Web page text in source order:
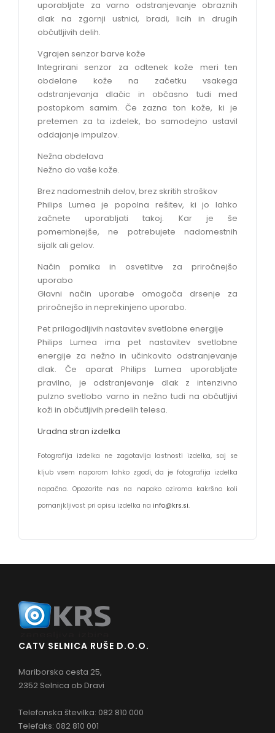
uporabljate za varno odstranjevanje obraznih
dlak na zgornji ustnici, bradi, licih in drugih
občutljivih delih.
Vgrajen senzor barve kože
Integrirani senzor za odtenek kože meri ten
obdelane kože na začetku vsakega
odstranjevanja dlačic in občasno tudi med
postopkom samim. Če zazna ton kože, ki je
pretemen za ta izdelek, bo samodejno ustavil
oddajanje impulzov.
Nežna obdelava
Nežno do vaše kože.
Brez nadomestnih delov, brez skritih stroškov
Philips Lumea je popolna rešitev, ki jo lahko
začnete uporabljati takoj. Kar je še
pomembnejše, ne potrebujete nadomestnih
sijalk ali gelov.
Način pomika in osvetlitve za priročnejšo
uporabo
Glavni način uporabe omogoča drsenje za
priročnejšo in neprekinjeno uporabo.
Pet prilagodljivih nastavitev svetlobne energije
Philips Lumea ima pet nastavitev svetlobne
energije za nežno in učinkovito odstranjevanje
dlak. Če aparat Philips Lumea uporabljate
pravilno, je odstranjevanje dlak z intenzivno
pulzno svetlobo varno in nežno tudi na občutljivi
koži in občutljivih predelih telesa.
Uradna stran izdelka
Fotografija izdelka ne zagotavlja lastnosti izdelka, saj se
kljub vsem naporom lahko zgodi, da je fotografija izdelka
napačna. Opozorite nas na napako oziroma kakršno koli
pomanjkljivost pri opisu izdelka na info@krs.si.
CATV SELNICA RUŠE D.O.O.
Mariborska cesta 25,
2352 Selnica ob Dravi
Telefonska številka: 082 810 000
Telefaks: 082 810 001